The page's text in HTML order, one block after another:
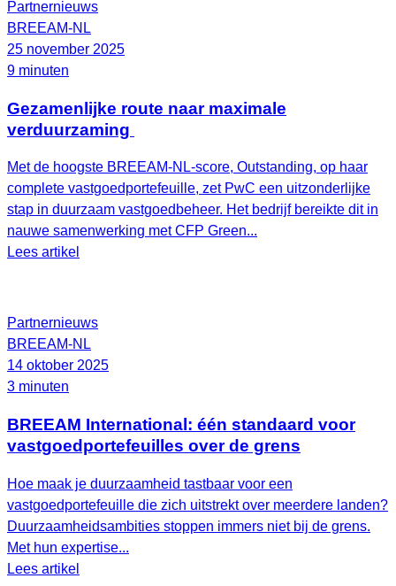
Partnernieuws
BREEAM-NL
25 november 2025
9 minuten
Gezamenlijke route naar maximale
verduurzaming
Met de hoogste BREEAM-NL-score, Outstanding, op haar
complete vastgoedportefeuille, zet PwC een uitzonderlijke
stap in duurzaam vastgoedbeheer. Het bedrijf bereikte dit in
nauwe samenwerking met CFP Green...
Lees artikel
Partnernieuws
BREEAM-NL
14 oktober 2025
3 minuten
BREEAM International: één standaard voor
vastgoedportefeuilles over de grens
Hoe maak je duurzaamheid tastbaar voor een
vastgoedportefeuille die zich uitstrekt over meerdere landen?
Duurzaamheidsambities stoppen immers niet bij de grens.
Met hun expertise...
Lees artikel